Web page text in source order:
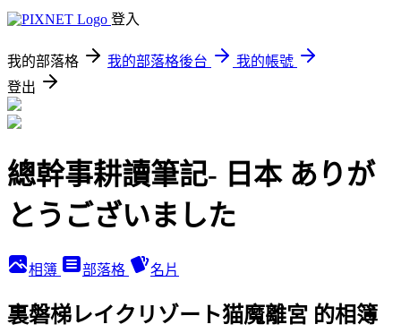
登入
我的部落格 我的部落格後台
我的帳號
登出
總幹事耕讀筆記- 日本 ありが
とうございました
相簿 部落格 名片
裏磐梯レイクリゾート猫魔離宮 的相簿